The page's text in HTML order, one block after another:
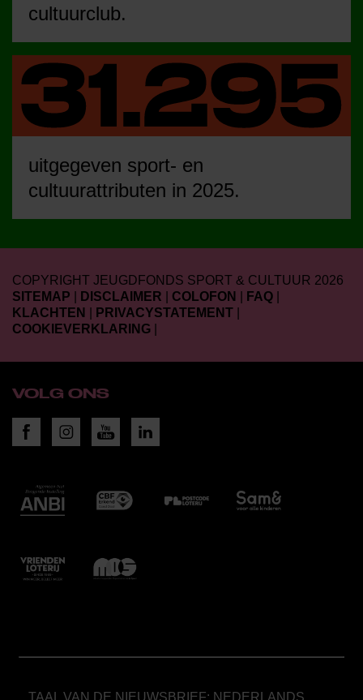
cultuurclub.
uitgegeven sport- en
cultuurattributen in 2025.
COPYRIGHT JEUGDFONDS SPORT & CULTUUR 2026
SITEMAP
DISCLAIMER COLOFON FAQ
KLACHTEN
PRIVACYSTATEMENT
COOKIEVERKLARING
VOLG ONS